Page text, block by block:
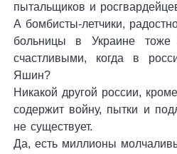
пытальщиков и
А бомбисты-летчики,
больницы в Украине тоже
счастливыми, когда в
Яшин?
Никакой другой россии,
содержит войну, пытки и
не существует.
Да, есть миллионы